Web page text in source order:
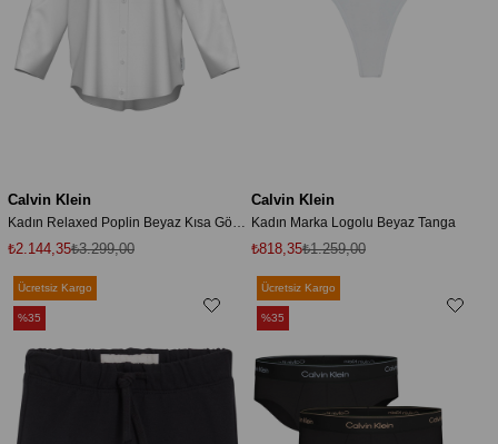
Calvin Klein
Kadın Relaxed Poplin Beyaz Kısa Gömlek
₺2.144,35₺3.299,00
Calvin Klein
Kadın Marka Logolu Beyaz Tanga
₺818,35₺1.259,00
Ücretsiz Kargo
%35
Ücretsiz Kargo
%35